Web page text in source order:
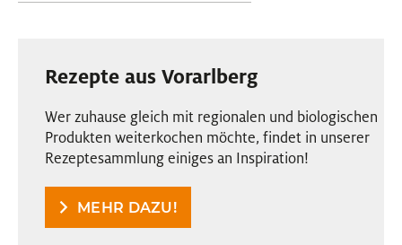
Rezepte aus Vorarlberg
Wer zuhause gleich mit regionalen und biologischen
Produkten weiterkochen möchte, findet in unserer
Rezeptesammlung einiges an Inspiration!
MEHR DAZU!